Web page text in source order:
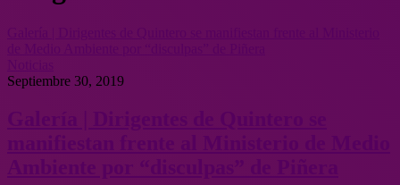
Septiembre 30, 2019